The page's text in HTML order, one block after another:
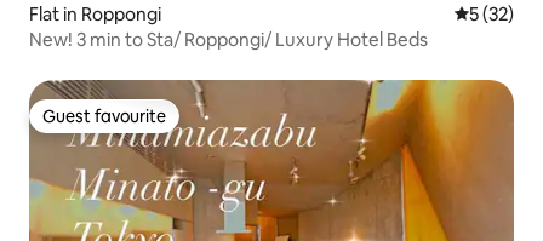
Flat in Roppongi 5 out of 5
5 (32)
New! 3 min to Sta/ Roppongi/ Luxury Hotel Beds
Guest favourite
Guest favourite